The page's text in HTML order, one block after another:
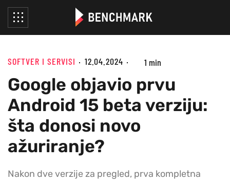
SOFTVER I SERVISI 12.04.2024 1 min
Google objavio prvu
Android 15 beta verziju:
šta donosi novo
ažuriranje?
Nakon dve verzije za pregled, prva kompletna